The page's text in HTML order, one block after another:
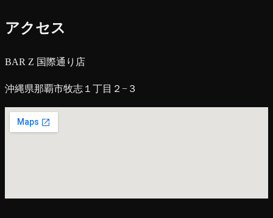
アクセス
BAR Z 国際通り店
沖縄県那覇市牧志１丁目２−３